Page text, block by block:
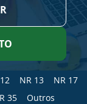
NR 13
NR 17
35 Outros